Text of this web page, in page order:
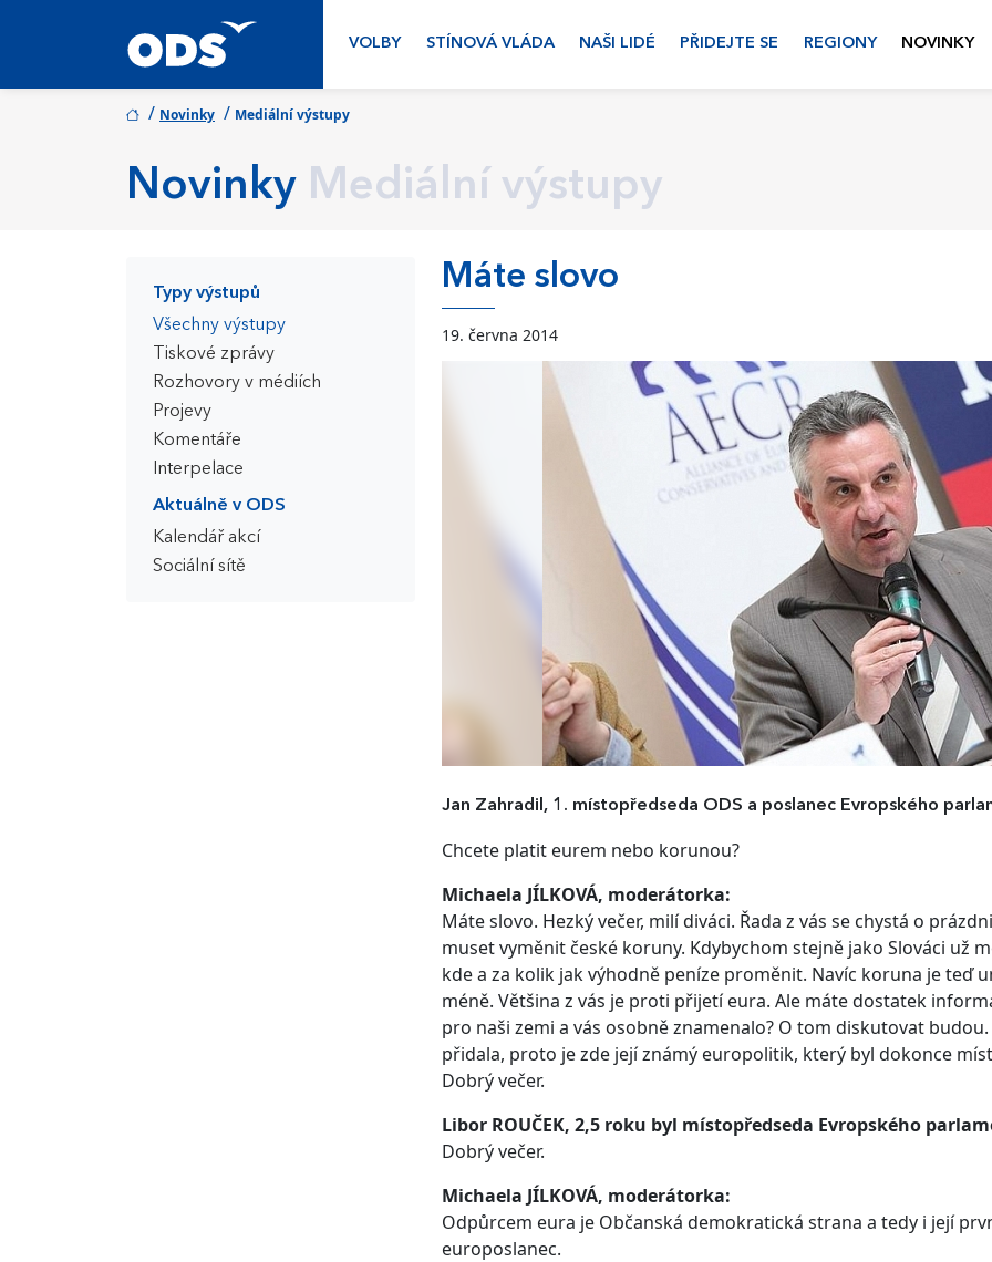
VOLBY STÍNOVÁ VLÁDA NAŠI LIDÉ PŘIDEJTE SE REGIONY NOVINKY
/ Novinky / Mediální výstupy
Novinky Mediální výstupy
Typy výstupů
Všechny výstupy
Tiskové zprávy
Rozhovory v médiích
Projevy
Komentáře
Interpelace
Aktuálně v ODS
Kalendář akcí
Sociální sítě
Máte slovo
19. června 2014
Jan Zahradil, 1. místopředseda ODS a poslanec Evropského
Chcete platit eurem nebo korunou?
Michaela JÍLKOVÁ, moderátorka:
Máte slovo. Hezký večer, milí diváci. Řada z vás se chystá o
muset vyměnit české koruny. Kdybychom stejně jako Slováci už
kde a za kolik jak výhodně peníze proměnit. Navíc koruna je teď
méně. Většina z vás je proti přijetí eura. Ale máte dostatek
pro naši zemi a vás osobně znamenalo? O tom diskutovat
přidala, proto je zde její známý europolitik, který byl dokonce
Dobrý večer.
Libor ROUČEK, 2,5 roku byl místopředseda Evropského
Dobrý večer.
Michaela JÍLKOVÁ, moderátorka:
Odpůrcem eura je Občanská demokratická strana a tedy i její
europoslanec.